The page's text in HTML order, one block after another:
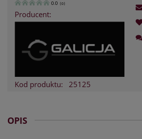
0.0 (0)
Producent:
Kod produktu: 25125
OPIS